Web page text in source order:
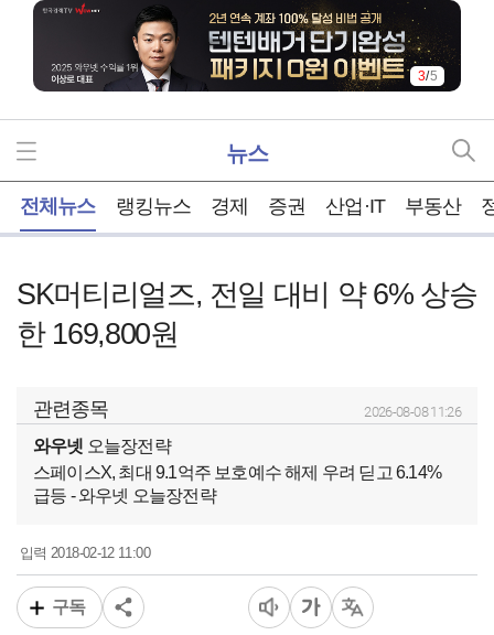
4/5
뉴스
전체뉴스 랭킹뉴스 경제 증권 산업·IT 부동산
SK머티리얼즈, 전일 대비 약 6% 상승
한 169,800원
관련종목 2026-08-08 11:26
와우넷 오늘장전략
스페이스X, 최대 9.1억주 보호예수 해제 우려 딛고 6.14%
급등 - 와우넷 오늘장전략
입력2018-02-12 11:00
구독